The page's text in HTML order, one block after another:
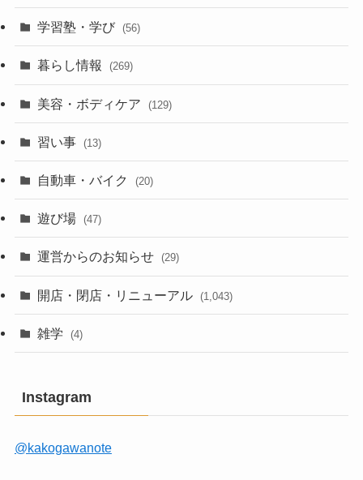
学習塾・学び (56)
暮らし情報 (269)
美容・ボディケア (129)
習い事 (13)
自動車・バイク (20)
遊び場 (47)
運営からのお知らせ (29)
開店・閉店・リニューアル (1,043)
雑学 (4)
Instagram
@kakogawanote